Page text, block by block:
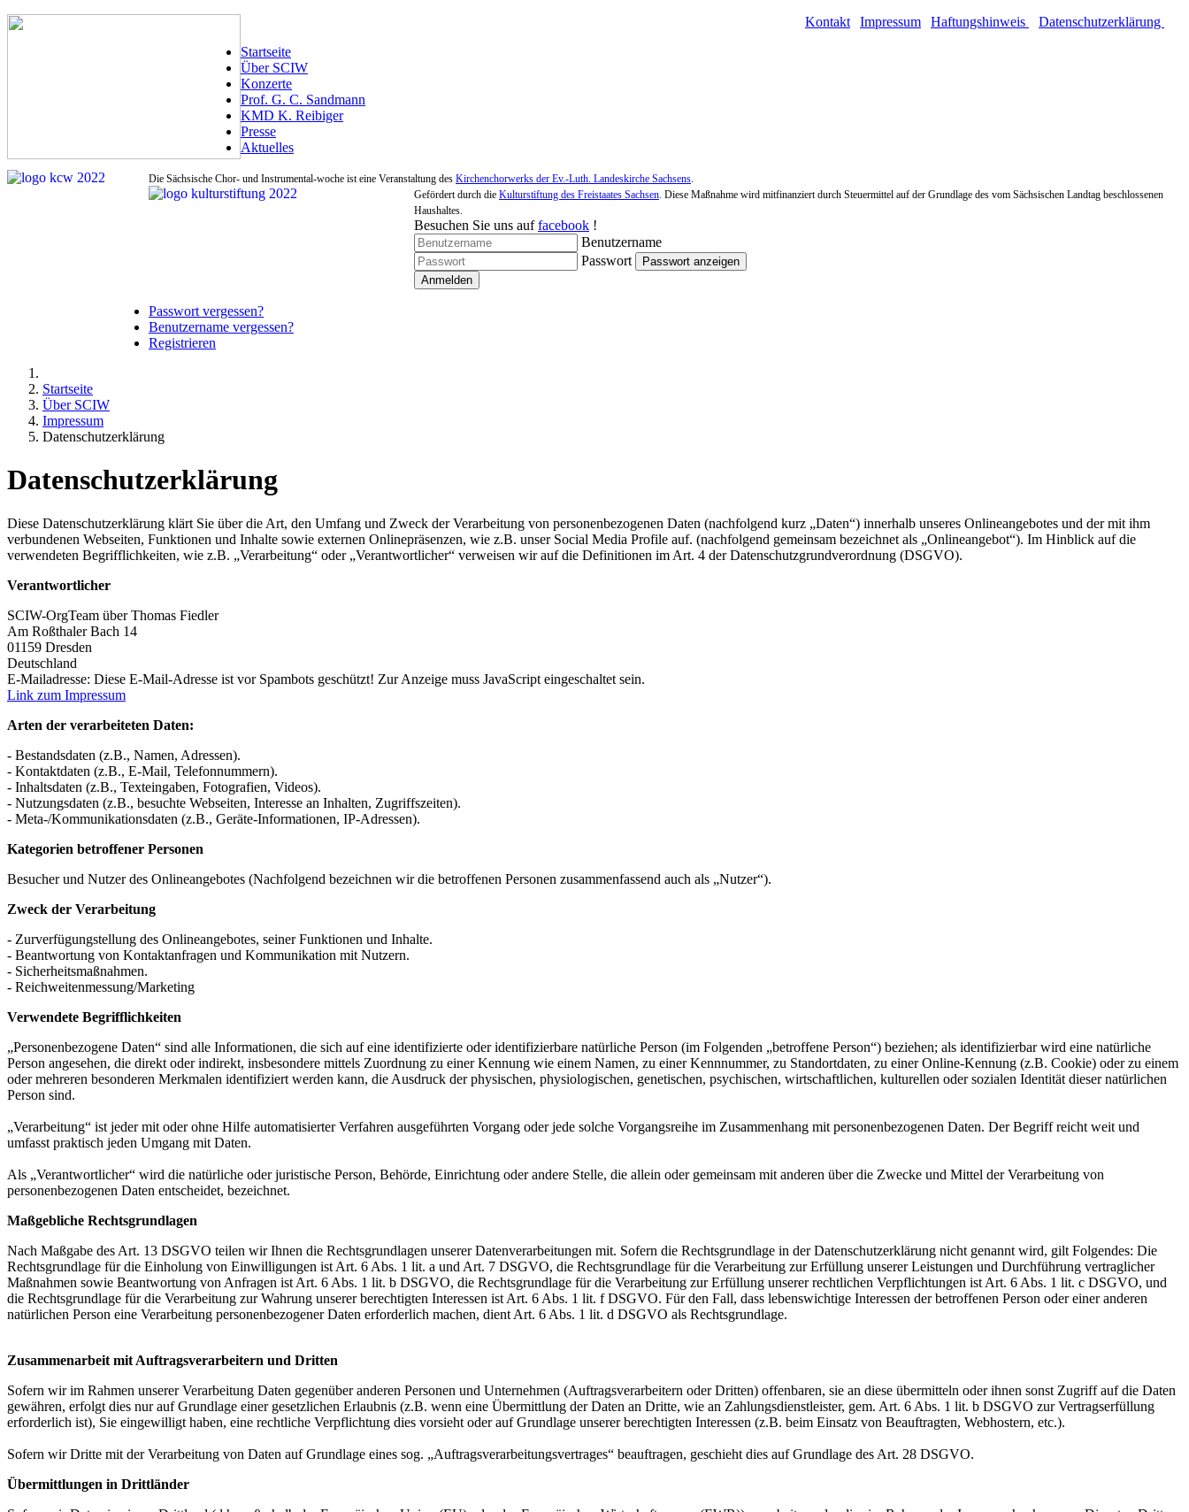
Kontakt Impressum Haftungshinweis
Datenschutzerklärung
Startseite
Über SCIW
Konzerte
Prof. G. C. Sandmann
KMD K. Reibiger
Presse
Aktuelles
Die Sächsische Chor- und Instrumental-woche ist eine Veranstaltung des Kirchenchorwerks der Ev.-Luth. Landeskirche Sachsens.
Gefördert durch die Kulturstiftung des Freistaates Sachsen. Diese Maßnahme wird mitfinanziert durch Steuermittel auf der Grundlage des vom Sächsischen Landtag beschlossenen
Haushaltes.
Besuchen Sie uns auffacebook !
Benutzername
Passwort
Passwort anzeigen
Anmelden
Passwort vergessen?
Benutzername vergessen?
Registrieren
Startseite
Über SCIW
Impressum
Datenschutzerklärung
Datenschutzerklärung
Diese Datenschutzerklärung klärt Sie über die Art, den Umfang und Zweck der Verarbeitung von personenbezogenen Daten (nachfolgend kurz „Daten“) innerhalb unseres Onlineangebotes und der mit ihm
verbundenen Webseiten, Funktionen und Inhalte sowie externen Onlinepräsenzen, wie z.B. unser Social Media Profile auf. (nachfolgend gemeinsam bezeichnet als „Onlineangebot“). Im Hinblick auf die
verwendeten Begrifflichkeiten, wie z.B. „Verarbeitung“ oder „Verantwortlicher“ verweisen wir auf die Definitionen im Art. 4 der Datenschutzgrundverordnung (DSGVO).
Verantwortlicher
SCIW-OrgTeam über Thomas Fiedler
Am Roßthaler Bach 14
01159 Dresden
Deutschland
E-Mailadresse: Diese E-Mail-Adresse ist vor Spambots geschützt! Zur Anzeige muss JavaScript eingeschaltet sein.
Link zum Impressum
Arten der verarbeiteten Daten:
- Bestandsdaten (z.B., Namen, Adressen).
- Kontaktdaten (z.B., E-Mail, Telefonnummern).
- Inhaltsdaten (z.B., Texteingaben, Fotografien, Videos).
- Nutzungsdaten (z.B., besuchte Webseiten, Interesse an Inhalten, Zugriffszeiten).
- Meta-/Kommunikationsdaten (z.B., Geräte-Informationen, IP-Adressen).
Kategorien betroffener Personen
Besucher und Nutzer des Onlineangebotes (Nachfolgend bezeichnen wir die betroffenen Personen zusammenfassend auch als „Nutzer“).
Zweck der Verarbeitung
- Zurverfügungstellung des Onlineangebotes, seiner Funktionen und Inhalte.
- Beantwortung von Kontaktanfragen und Kommunikation mit Nutzern.
- Sicherheitsmaßnahmen.
- Reichweitenmessung/Marketing
Verwendete Begrifflichkeiten
„Personenbezogene Daten“ sind alle Informationen, die sich auf eine identifizierte oder identifizierbare natürliche Person (im Folgenden „betroffene Person“) beziehen; als identifizierbar wird eine natürliche
Person angesehen, die direkt oder indirekt, insbesondere mittels Zuordnung zu einer Kennung wie einem Namen, zu einer Kennnummer, zu Standortdaten, zu einer Online-Kennung (z.B. Cookie) oder zu einem
oder mehreren besonderen Merkmalen identifiziert werden kann, die Ausdruck der physischen, physiologischen, genetischen, psychischen, wirtschaftlichen, kulturellen oder sozialen Identität dieser natürlichen
Person sind.
„Verarbeitung“ ist jeder mit oder ohne Hilfe automatisierter Verfahren ausgeführten Vorgang oder jede solche Vorgangsreihe im Zusammenhang mit personenbezogenen Daten. Der Begriff reicht weit und
umfasst praktisch jeden Umgang mit Daten.
Als „Verantwortlicher“ wird die natürliche oder juristische Person, Behörde, Einrichtung oder andere Stelle, die allein oder gemeinsam mit anderen über die Zwecke und Mittel der Verarbeitung von
personenbezogenen Daten entscheidet, bezeichnet.
Maßgebliche Rechtsgrundlagen
Nach Maßgabe des Art. 13 DSGVO teilen wir Ihnen die Rechtsgrundlagen unserer Datenverarbeitungen mit. Sofern die Rechtsgrundlage in der Datenschutzerklärung nicht genannt wird, gilt Folgendes: Die
Rechtsgrundlage für die Einholung von Einwilligungen ist Art. 6 Abs. 1 lit. a und Art. 7 DSGVO, die Rechtsgrundlage für die Verarbeitung zur Erfüllung unserer Leistungen und Durchführung vertraglicher
Maßnahmen sowie Beantwortung von Anfragen ist Art. 6 Abs. 1 lit. b DSGVO, die Rechtsgrundlage für die Verarbeitung zur Erfüllung unserer rechtlichen Verpflichtungen ist Art. 6 Abs. 1 lit. c DSGVO, und
die Rechtsgrundlage für die Verarbeitung zur Wahrung unserer berechtigten Interessen ist Art. 6 Abs. 1 lit. f DSGVO. Für den Fall, dass lebenswichtige Interessen der betroffenen Person oder einer anderen
natürlichen Person eine Verarbeitung personenbezogener Daten erforderlich machen, dient Art. 6 Abs. 1 lit. d DSGVO als Rechtsgrundlage.
Zusammenarbeit mit Auftragsverarbeitern und Dritten
Sofern wir im Rahmen unserer Verarbeitung Daten gegenüber anderen Personen und Unternehmen (Auftragsverarbeitern oder Dritten) offenbaren, sie an diese übermitteln oder ihnen sonst Zugriff auf die Daten
gewähren, erfolgt dies nur auf Grundlage einer gesetzlichen Erlaubnis (z.B. wenn eine Übermittlung der Daten an Dritte, wie an Zahlungsdienstleister, gem. Art. 6 Abs. 1 lit. b DSGVO zur Vertragserfüllung
erforderlich ist), Sie eingewilligt haben, eine rechtliche Verpflichtung dies vorsieht oder auf Grundlage unserer berechtigten Interessen (z.B. beim Einsatz von Beauftragten, Webhostern, etc.).
Sofern wir Dritte mit der Verarbeitung von Daten auf Grundlage eines sog. „Auftragsverarbeitungsvertrages“ beauftragen, geschieht dies auf Grundlage des Art. 28 DSGVO.
Übermittlungen in Drittländer